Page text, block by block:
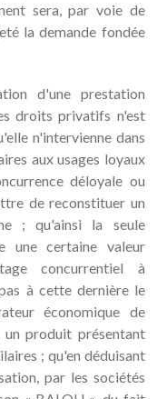
sera, par voie de
la demande fondée
d'une prestation
droits privatifs n'est
n'intervienne dans
aux usages loyaux
déloyale ou
de reconstituer un
; qu'ainsi la seule
une certaine valeur
concurrentiel à
à cette dernière le
économique de
un produit présentant
; qu'en déduisant
par les sociétés